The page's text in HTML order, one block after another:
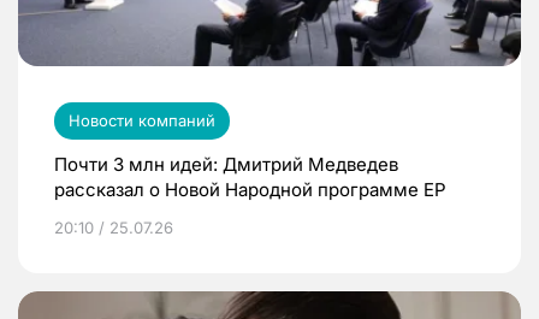
Новости компаний
Почти 3 млн идей: Дмитрий Медведев
рассказал о Новой Народной программе ЕР
20:10 / 25.07.26